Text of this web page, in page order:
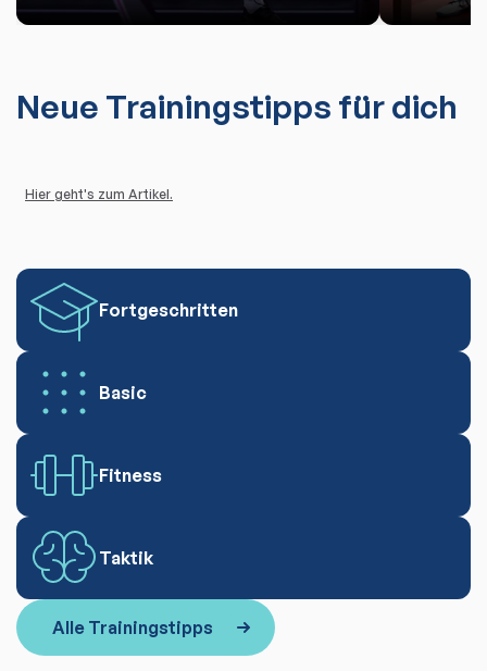
Neue Trainingstipps für dich
Hier geht's zum Artikel.
Fortgeschritten
Basic
Fitness
Taktik
Alle Trainingstipps